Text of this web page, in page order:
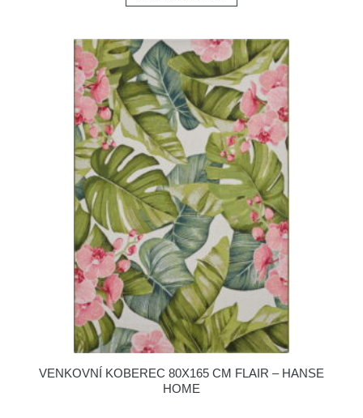
VENKOVNÍ KOBEREC 80X165 CM FLAIR – HANSE
HOME